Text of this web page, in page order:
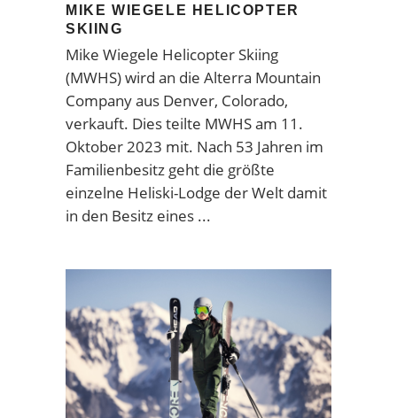
MIKE WIEGELE HELICOPTER
SKIING
Mike Wiegele Helicopter Skiing
(MWHS) wird an die Alterra Mountain
Company aus Denver, Colorado,
verkauft. Dies teilte MWHS am 11.
Oktober 2023 mit. Nach 53 Jahren im
Familienbesitz geht die größte
einzelne Heliski-Lodge der Welt damit
in den Besitz eines